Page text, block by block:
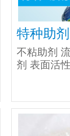
特种助剂
不粘助剂
剂 表面活